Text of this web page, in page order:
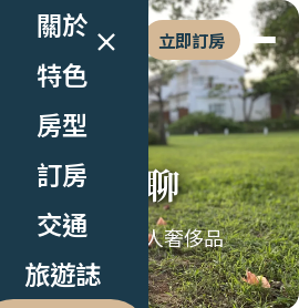
立即訂房
關於
特色
房型
訂房
交通
旅遊誌
一整天
，是無聊
估的童年與大人奢侈品